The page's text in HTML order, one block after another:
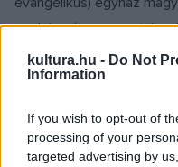
kultura.hu - Do Not
Information
If you wish to opt-out of
processing of your
targeted advertising by
egyház négy
rendelet meghatározta
a beosztások a
Evangélikus kerületek:
(idetartozott Szepes,